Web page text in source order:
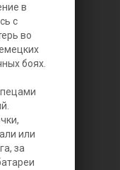
в
с
во
боях.
или
за